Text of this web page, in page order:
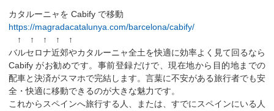
カタルーニャを Cabify で移動
https://magradacatalunya.com/barcelona/cabify/
↑ ↑ ↑ ↑ ↑
バルセロナ近郊やカタルーニャ全土を快適に効率よく見て回るなら
Cabify がお勧めです。事前登録だけで、現在地から目的地までの
配車と決済がスマホで完結します。言葉に不安がある旅行者でも安
全・快適に移動できるのが大きな魅力です。
これからスペインへ旅行する人、または、すでにスペインにいる人